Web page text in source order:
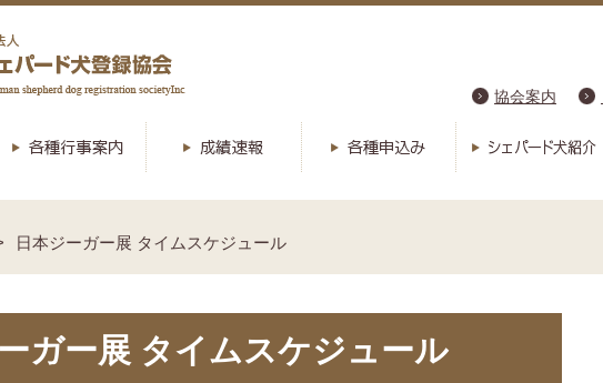
協会案内
日本ジーガー展 タイムスケジュール
ガー展 タイムスケジュール